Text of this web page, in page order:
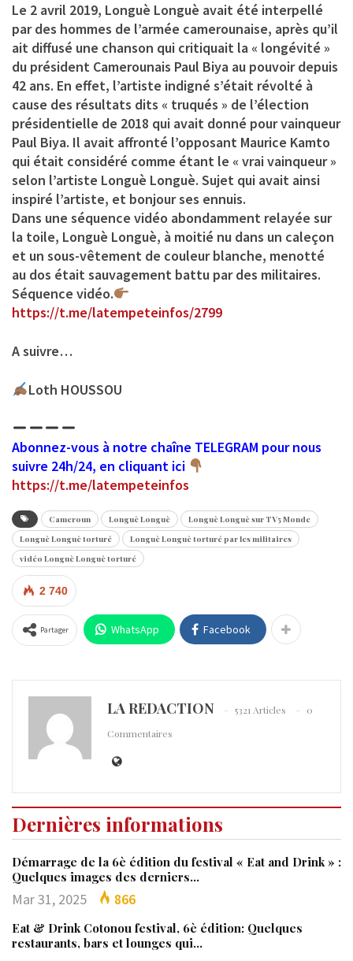
Le 2 avril 2019, Longuè Longuè avait été interpellé
par des hommes de l’armée camerounaise, après qu’il
ait diffusé une chanson qui critiquait la « longévité »
du président Camerounais Paul Biya au pouvoir depuis
42 ans. En effet, l’artiste indigné s’était révolté à
cause des résultats dits « truqués » de l’élection
présidentielle de 2018 qui avait donné pour vainqueur
Paul Biya. Il avait affronté l’opposant Maurice Kamto
qui était considéré comme étant le « vrai vainqueur »
selon l’artiste Longuè Longuè. Sujet qui avait ainsi
inspiré l’artiste, et bonjour ses ennuis.
Dans une séquence vidéo abondamment relayée sur
la toile, Longuè Longuè, à moitié nu dans un caleçon
et un sous-vêtement de couleur blanche, menotté
au dos était sauvagement battu par des militaires.
Séquence vidéo.
https://t.me/latempeteinfos/2799
A suivre…
Loth HOUSSOU
Abonnez-vous à notre chaîne TELEGRAM pour nous
suivre 24h/24, en cliquant ici
https://t.me/latempeteinfos
Cameroun Longuè Longuè
Longuè Longuè sur TV5 Monde
Longuè Longuè torturé
Longuè Longuè torturé par les militaires
vidéo Longuè Longuè torturé
2 740
Partager WhatsApp Facebook
LA REDACTION 5321 Articles
0
Commentaires
Dernières informations
Démarrage de la 6è édition du festival « Eat and Drink » :
Quelques images des derniers…
Mar 31, 2025 866
Eat & Drink Cotonou festival, 6è édition: Quelques
restaurants, bars et lounges qui…